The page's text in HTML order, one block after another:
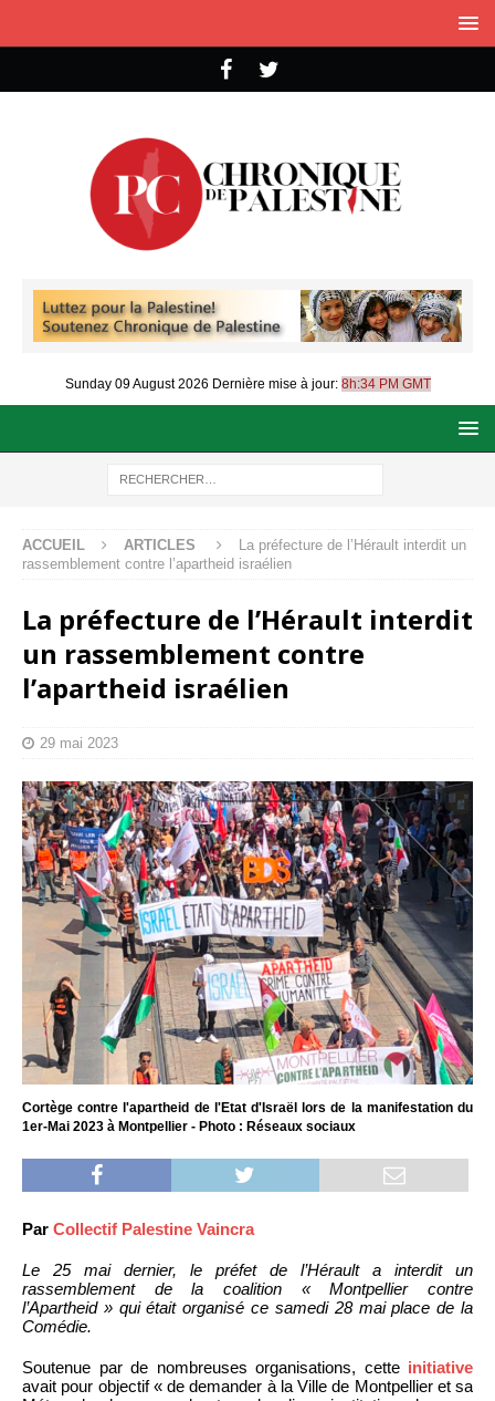
Sunday 09 August 2026 Dernière mise à jour: 8h:34 PM GMT
ACCUEIL ARTICLES
La préfecture de l’Hérault interdit un
rassemblement contre l’apartheid israélien
La préfecture de l’Hérault interdit
un rassemblement contre
l’apartheid israélien
29 mai 2023
Cortège contre l'apartheid de l'Etat d'Israël lors de la manifestation du
1er-Mai 2023 à Montpellier - Photo : Réseaux sociaux
Par Collectif Palestine Vaincra
Le 25 mai dernier, le préfet de l’Hérault a interdit un
rassemblement de la coalition « Montpellier contre
l’Apartheid » qui était organisé ce samedi 28 mai place de la
Comédie.
Soutenue par de nombreuses organisations, cette initiative
avait pour objectif « de demander à la Ville de Montpellier et sa